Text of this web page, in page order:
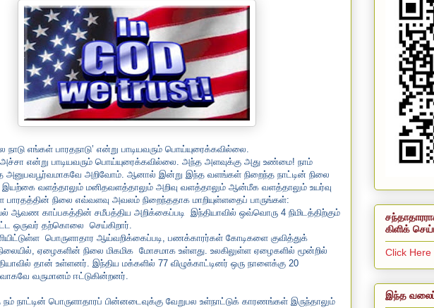
நாடு எங்கள் பாரதநாடு’ என்று பாடியவரும் பொய்யுரைக்கவில்லை.
என்று பாடியவரும் பொய்யுரைக்கவில்லை. அந்த அளவுக்கு அது உண்மை! நாம்
அறிவோம். ஆனால் இன்று இந்த வளங்கள் நிறைந்த நாட்டின் நிலை
இயற்கை வளத்தாலும் மனிதவளத்தாலும் அறிவு வளத்தாலும் ஆன்மீக வளத்தாலும் உயர்வு
பாரதத்தின் நிலை எவ்வளவு அவலம் நிறைந்ததாக மாறியுள்ளதைப் பாருங்கள்:
ஆவண காப்பகத்தின் சமீபத்திய அறிக்கைப்படி
இந்தியாவில் ஒவ்வொரு 4 நிமிடத்திற்கும்
ஒருவர் தற்கொலை
செய்கிறார்.
பொருளாதார ஆய்வறிக்கைப்படி, பணக்காரர்கள் கோடிகளை குவித்துக்
, ஏழைகளின் நிலை மிகமிக மோசமாக உள்ளது. உலகிலுள்ள ஏழைகளில் மூன்றில்
தான் உள்ளனர். இந்திய மக்களில் 77 விழுக்காட்டினர் ஒரு நாளைக்கு 20
வருமானம் ஈட்டுகின்றனர்.
நாட்டின் பொருளாதாரப் பின்னடைவுக்கு வேறுபல உள்நாட்டுக் காரணங்கள் இருந்தாலும்
கிளிக்
Click Here
இந்த